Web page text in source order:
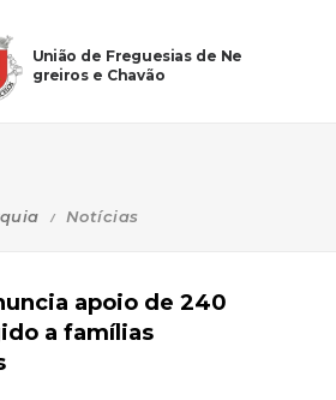
União de Freguesias de Ne
greiros e Chavão
Notícias
apoio de 240
a famílias